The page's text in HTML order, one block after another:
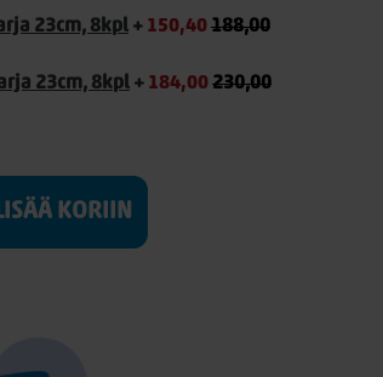
23cm, 8kpl + 150,40188,00
23cm, 8kpl + 184,00230,00
KORIIN